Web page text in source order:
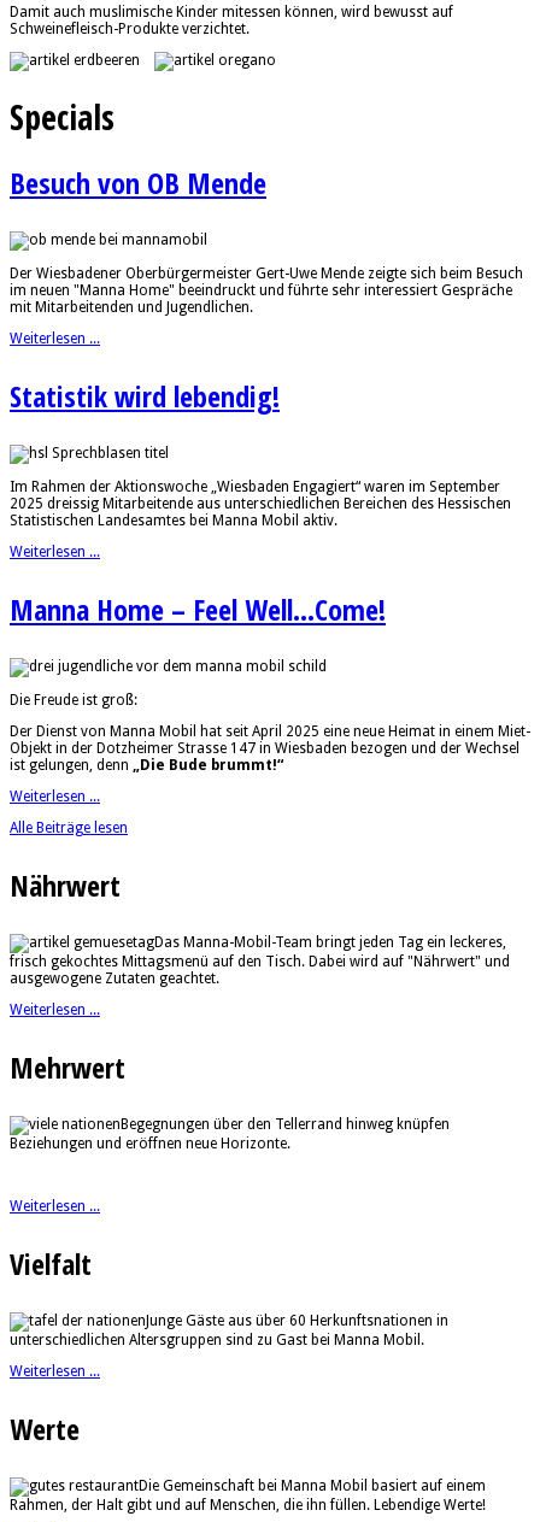
Damit auch muslimische Kinder mitessen können, wird bewusst auf
Schweinefleisch-Produkte verzichtet.
Specials
Besuch von OB Mende
Der Wiesbadener Oberbürgermeister Gert-Uwe Mende zeigte sich beim Besuch
im neuen "Manna Home" beeindruckt und führte sehr interessiert Gespräche
mit Mitarbeitenden und Jugendlichen.
Weiterlesen ...
Statistik wird lebendig!
Im Rahmen der Aktionswoche „Wiesbaden Engagiert“ waren im September
2025 dreissig Mitarbeitende aus unterschiedlichen Bereichen des Hessischen
Statistischen Landesamtes bei Manna Mobil aktiv.
Weiterlesen ...
Manna Home – Feel Well...Come!
Die Freude ist groß:
Der Dienst von Manna Mobil hat seit April 2025 eine neue Heimat in einem Miet-
Objekt in der Dotzheimer Strasse 147 in Wiesbaden bezogen und der Wechsel
ist gelungen, denn
„Die Bude brummt!“
Weiterlesen ...
Alle Beiträge lesen
Nährwert
Das Manna-Mobil-Team bringt jeden Tag ein leckeres,
frisch gekochtes Mittagsmenü auf den Tisch. Dabei wird auf "Nährwert" und
ausgewogene Zutaten geachtet.
Weiterlesen ...
Mehrwert
Begegnungen über den Tellerrand hinweg knüpfen
Beziehungen und eröffnen neue Horizonte.
Weiterlesen ...
Vielfalt
Junge Gäste aus über 60 Herkunftsnationen in
unterschiedlichen Altersgruppen sind zu Gast bei Manna Mobil.
Weiterlesen ...
Werte
Die Gemeinschaft bei Manna Mobil basiert auf einem
Rahmen, der Halt gibt und auf Menschen, die ihn füllen. Lebendige Werte!